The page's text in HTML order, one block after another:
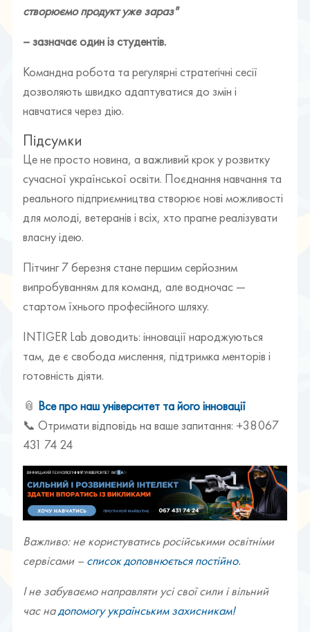
створюємо продукт уже зараз"
– зазначає один із студентів.
Командна робота та регулярні стратегічні сесії
дозволяють швидко адаптуватися до змін і
навчатися через дію.
Підсумки
Це не просто новина, а важливий крок у розвитку
сучасної української освіти. Поєднання навчання та
реального підприємництва створює нові можливості
для молоді, ветеранів і всіх, хто прагне реалізувати
власну ідею.
Пітчинг 7 березня стане першим серйозним
випробуванням для команд, але водночас —
стартом їхнього професійного шляху.
INTIGER Lab доводить: інновації народжуються
там, де є свобода мислення, підтримка менторів і
готовність діяти.
📎 Все про наш університет та його інновації
📞 Отримати відповідь на ваше запитання: +38 067
431 74 24
Важливо: не користуватись російськими освітніми
сервісами – список доповнюється постійно.
І не забуваємо направляти усі свої сили і вільний
час надопомогу українським захисникам!